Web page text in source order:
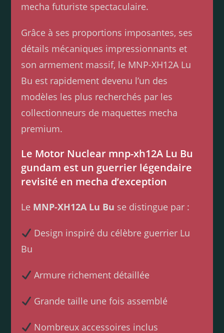
mecha futuriste spectaculaire.
Grâce à ses proportions imposantes, ses
détails mécaniques impressionnants et
son armement massif, le MNP-XH12A Lu
Bu est rapidement devenu l’un des
modèles les plus recherchés par les
collectionneurs de maquettes mecha
premium.
Le Motor Nuclear mnp-xh12A Lu Bu
gundam est un guerrier légendaire
revisité en mecha d’exception
Le MNP-XH12A Lu Bu se distingue par :
Design inspiré du célèbre guerrier Lu
Bu
Armure richement détaillée
Grande taille une fois assemblé
Nombreux accessoires inclus